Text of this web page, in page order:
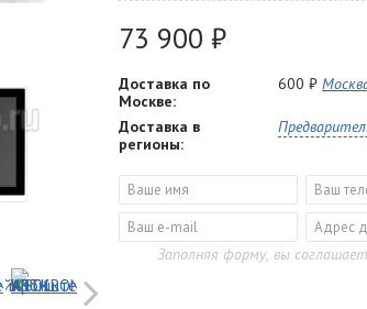
73 900 ₽
Доставка по
Москве:
600 ₽
Доставка в
регионы:
Заполняя форму, вы